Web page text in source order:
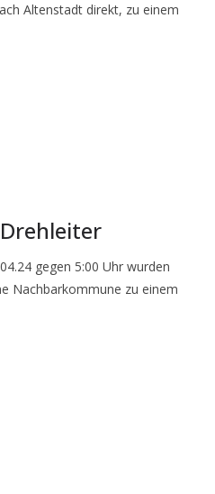
Altenstadt direkt, zu einem
gegen 5:00 Uhr wurden
Nachbarkommune zu einem